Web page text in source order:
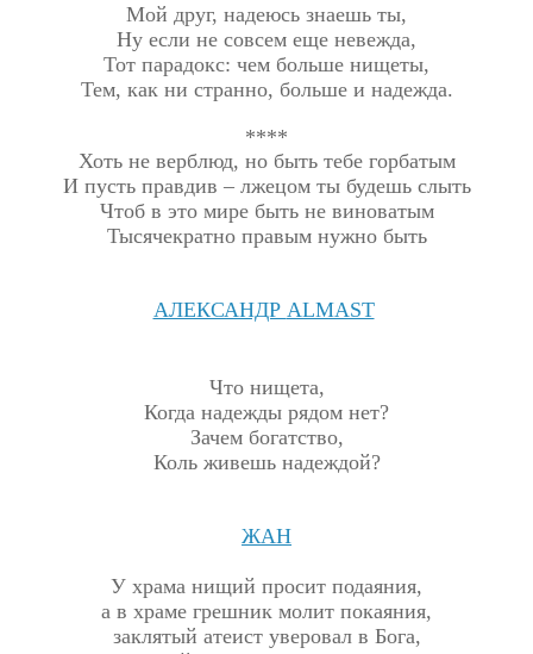
Мой друг, надеюсь знаешь ты,
Ну если не совсем еще невежда,
Тот парадокс: чем больше нищеты,
Тем, как ни странно, больше и надежда.
****
Хоть не верблюд, но быть тебе горбатым
И пусть правдив – лжецом ты будешь слыть
Чтоб в это мире быть не виноватым
Тысячекратно правым нужно быть
АЛЕКСАНДР ALMAST
Что нищета,
Когда надежды рядом нет?
Зачем богатство,
Коль живешь надеждой?
ЖАН
У храма нищий просит подаяния,
а в храме грешник молит покаяния,
заклятый атеист уверовал в Бога,